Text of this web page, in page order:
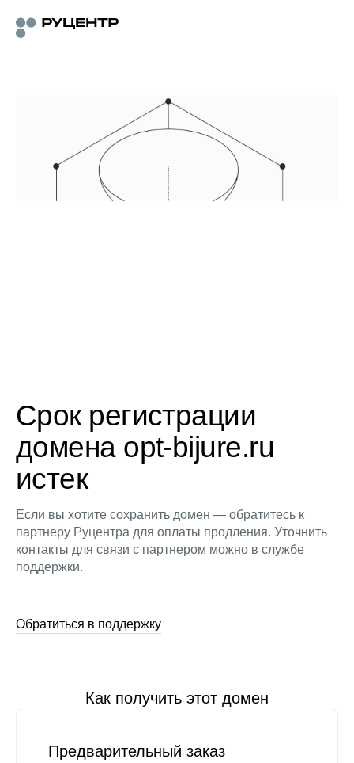
Срок регистрации
домена opt-bijure.ru
истек
Если вы хотите сохранить домен — обратитесь к
партнеру Руцентра для оплаты продления. Уточнить
контакты для связи с партнером можно в службе
поддержки.
Обратиться в поддержку
Как получить этот домен
Предварительный заказ